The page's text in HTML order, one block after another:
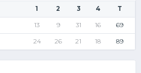
1 2 3 4 T
13 9 31 16 69
24 26 21 18 89